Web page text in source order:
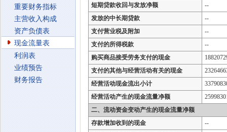
重要财务指标
主营收入构成
资产负债表
现金流量表
利润表
业绩预告
财务报告
短期贷款收回与发放净额
--
发放的中长期贷款
--
支付营业税及附加
--
支付的所得税款
--
购买商品接受劳务支付的现金
支付的其他与经营活动有关的现金
经营活动现金流出小计
经营活动产生的现金流量净额
二、流动资金变动产生的现金流量净额
存款增加收到的现金
--